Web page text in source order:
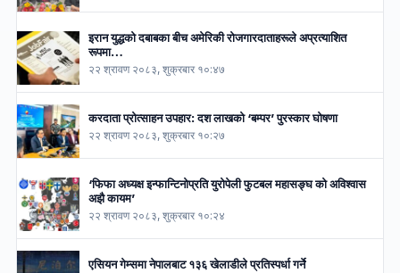
इरान युद्धको दबाबका बीच अमेरिकी रोजगारदाताहरूले अप्रत्याशित
रूपमा…
२२ श्रावण २०८३, शुक्रबार १०:४७
करदाता प्रोत्साहन उपहार: दश लाखको ‘बम्पर’ पुरस्कार घोषणा
२२ श्रावण २०८३, शुक्रबार १०:२७
‘फिफा अध्यक्ष इन्फान्टिनोप्रति युरोपेली फुटबल महासङ्घ को अविश्वास
अझै कायम’
२२ श्रावण २०८३, शुक्रबार १०:२४
एसियन गेम्समा नेपालबाट १३६ खेलाडीले प्रतिस्पर्धा गर्ने